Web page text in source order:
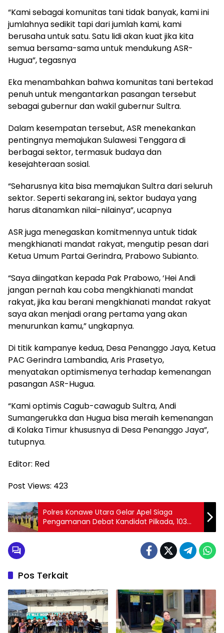
“Kami sebagai komunitas tani tidak banyak, kami ini
jumlahnya sedikit tapi dari jumlah kami, kami
berusaha untuk satu. Satu lidi akan kuat jika kita
semua bersama-sama untuk mendukung ASR-
Hugua”, tegasnya
Eka menambahkan bahwa komunitas tani bertekad
penuh untuk mengantarkan pasangan tersebut
sebagai gubernur dan wakil gubernur Sultra.
Dalam kesempatan tersebut, ASR menekankan
pentingnya memajukan Sulawesi Tenggara di
berbagai sektor, termasuk budaya dan
kesejahteraan sosial.
“Seharusnya kita bisa memajukan Sultra dari seluruh
sektor. Seperti sekarang ini, sektor budaya yang
harus ditanamkan nilai-nilainya”, ucapnya
ASR juga menegaskan komitmennya untuk tidak
mengkhianati mandat rakyat, mengutip pesan dari
Ketua Umum Partai Gerindra, Prabowo Subianto.
“Saya diingatkan kepada Pak Prabowo, ‘Hei Andi
jangan pernah kau coba mengkhianati mandat
rakyat, jika kau berani mengkhianati mandat rakyat
saya akan menjadi orang pertama yang akan
menurunkan kamu,” ungkapnya.
Di titik kampanye kedua, Desa Penanggo Jaya, Ketua
PAC Gerindra Lambandia, Aris Prasetyo,
menyatakan optimismenya terhadap kemenangan
pasangan ASR-Hugua.
“Kami optimis Cagub-cawagub Sultra, Andi
Sumangerukka dan Hugua bisa meraih kemenangan
di Kolaka Timur khususnya di Desa Penanggo Jaya”,
tutupnya.
Editor: Red
Post Views: 423
Polres Konawe Utara Gelar Apel Siaga
Pengamanan Debat Kandidat Pilkada, 103
Personel Dikerahkan
Pos Terkait